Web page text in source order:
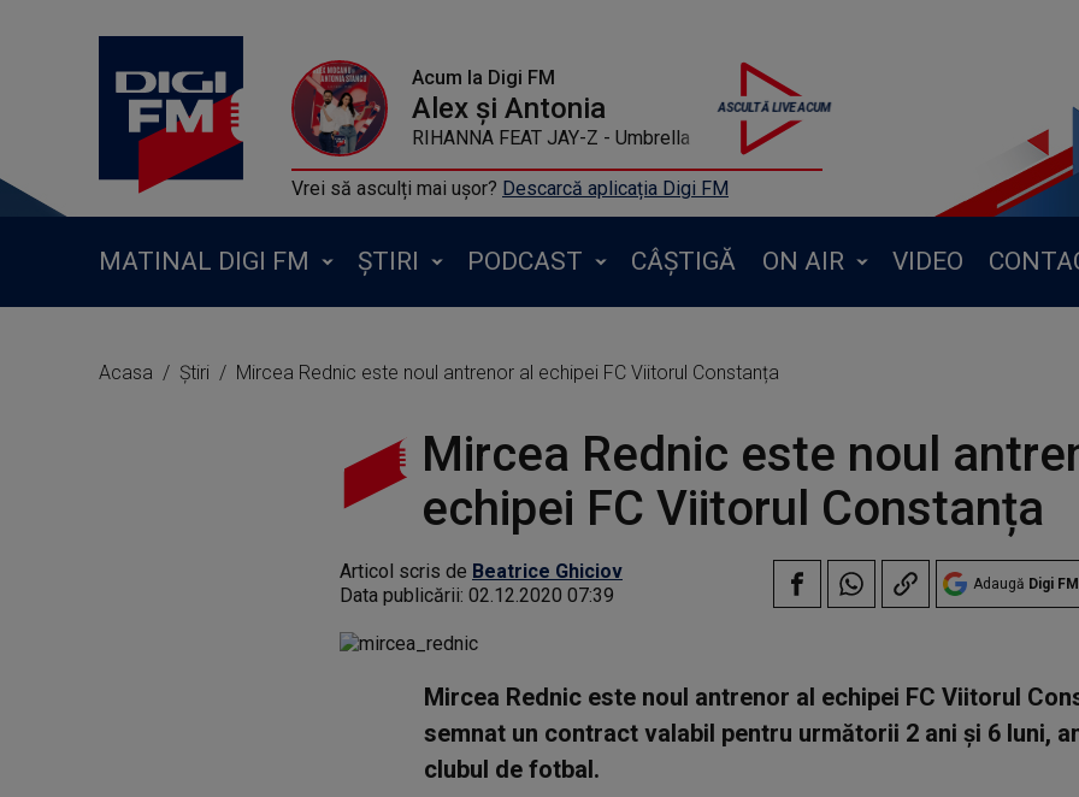
Acum la Digi FM
Alex și Antonia
RIHANNA FEAT JAY-Z - Umbrella
Vrei să asculți mai ușor? Descarcă aplicația Digi FM
MATINAL DIGI FM ȘTIRI PODCAST CÂȘTIGĂ ON AIR VIDEO
Acasa Știri Mircea Rednic este noul antrenor al echipei FC Viitorul Constanța
Mircea Rednic este noul
echipei FC Viitorul Constanța
Articol scris de Beatrice Ghiciov
Data publicării: 02.12.2020 07:39 Adaugă Digi FM
Mircea Rednic este noul antrenor al echipei FC Viitorul
semnat un contract valabil pentru următorii 2 ani și 6 luni,
clubul de fotbal.